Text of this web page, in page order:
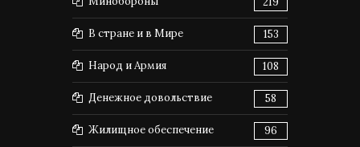
В стране и в Мире 153
Народ и Армия 108
Денежное довольствие 58
Жилищное обеспечение 96